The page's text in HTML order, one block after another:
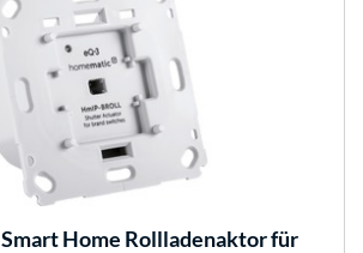
Smart Home Rollladenaktor für